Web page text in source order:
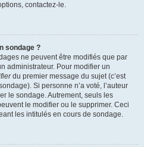
contactez-le.
sondage ?
ne peuvent être modifiés que par
administrateur. Pour modifier un
du premier message du sujet (c’est
Si personne n’a voté, l’auteur
le sondage. Autrement, seuls les
le modifier ou le supprimer. Ceci
les intitulés en cours de sondage.